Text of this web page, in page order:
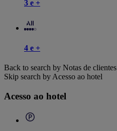
3 e +
4 e +
Back to search by Notas de clientes
Skip search by Acesso ao hotel
Acesso ao hotel